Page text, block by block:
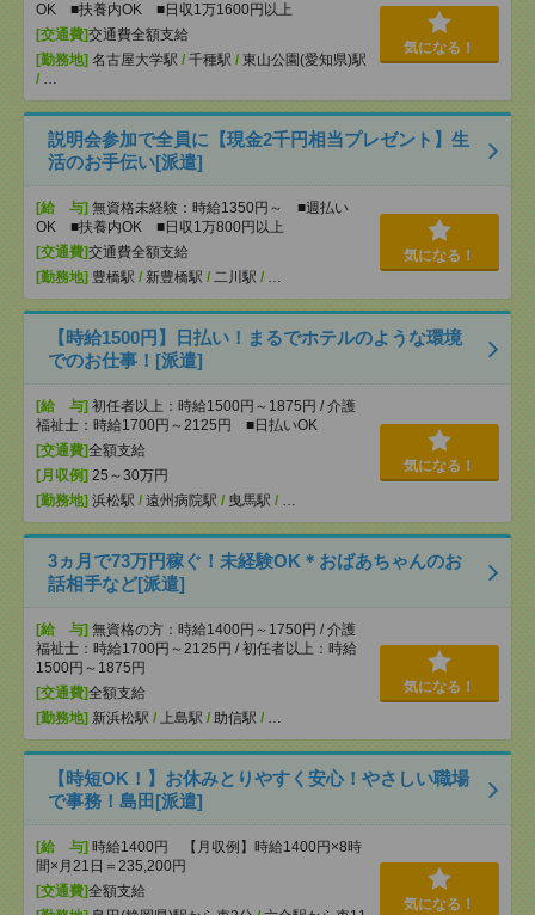
OK ■扶養内OK ■日収1万1600円以上
[交通費]交通費全額支給
[勤務地] 名古屋大学駅 / 千種駅 / 東山公園(愛知県)駅
/ …
気になる！
説明会参加で全員に【現金2千円相当プレゼント】生
活のお手伝い[派遣]
[給 与] 無資格未経験：時給1350円～ ■週払い
OK ■扶養内OK ■日収1万800円以上
[交通費]交通費全額支給
[勤務地] 豊橋駅 / 新豊橋駅 / 二川駅 / …
気になる！
【時給1500円】日払い！まるでホテルのような環境
でのお仕事！[派遣]
[給 与] 初任者以上：時給1500円～1875円 / 介護
福祉士：時給1700円～2125円 ■日払いOK
[交通費]全額支給
[月収例] 25～30万円
[勤務地] 浜松駅 / 遠州病院駅 / 曳馬駅 / …
気になる！
3ヵ月で73万円稼ぐ！未経験OK＊おばあちゃんのお
話相手など[派遣]
[給 与] 無資格の方：時給1400円～1750円 / 介護
福祉士：時給1700円～2125円 / 初任者以上：時給
1500円～1875円
[交通費]全額支給
[勤務地] 新浜松駅 / 上島駅 / 助信駅 / …
気になる！
【時短OK！】お休みとりやすく安心！やさしい職場
で事務！島田[派遣]
[給 与] 時給1400円 【月収例】時給1400円×8時
間×月21日＝235,200円
[交通費]全額支給
気になる！